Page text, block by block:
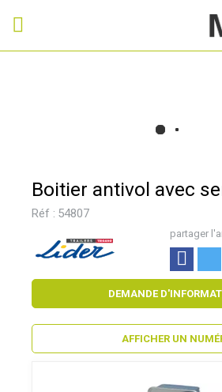
Boitier antivol avec
Réf : 54807
partager
DEMANDE
AFFICHER UN